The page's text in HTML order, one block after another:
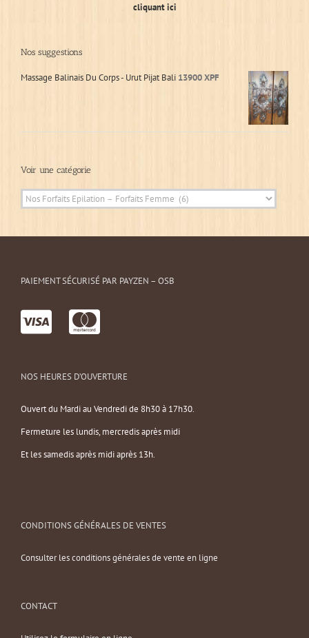
cliquant ici
Nos suggestions
Massage Balinais Du Corps - Urut Pijat Bali 13900XPF
Voir une catégorie
PAIEMENT SÉCURISÉ PAR PAYZEN – OSB
NOS HEURES D’OUVERTURE
Ouvert du Mardi au Vendredi de 8h30 à 17h30.
Fermeture les lundis, mercredis après midi
Et les samedis après midi après 13h.
CONDITIONS GÉNÉRALES DE VENTES
Consulter les conditions générales de vente en ligne
CONTACT